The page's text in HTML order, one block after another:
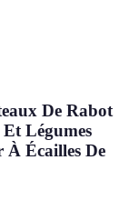
De Rabot
Légumes
À Écailles De